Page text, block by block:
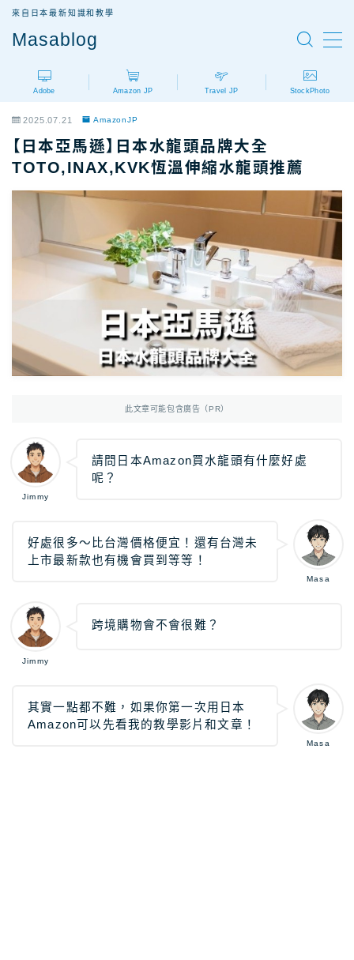
Masablog
來自日本最新知識和教學
AdobeCC｜學生優惠
AdobeCC｜續約優惠？
Photoshop價格
Illustrator價格
Premiere價格
Acrobat Pro價格
Photoshop Photoshop教學
日亞｜最新優惠券
日亞｜必買2025
日亞｜Amazon Music
日本樂天｜最新優惠
12大日本轉運比較
TravelJP
日本租車｜8大租車網站比較
日本租車｜樂天租車 最便宜
Adobe Amazon JP Travel JP StockPhoto
2025.07.21 AmazonJP
【日本亞馬遜】日本水龍頭品牌大全
TOTO,INAX,KVK恆溫伸縮水龍頭推薦
此文章可能包含廣告（PR）
Jimmy
請問日本Amazon買水龍頭有什麼好處
呢？
Masa
好處很多〜比台灣價格便宜！還有台灣未
上市最新款也有機會買到等等！
Jimmy
跨境購物會不會很難？
Masa
其實一點都不難，如果你第一次用日本
Amazon可以先看我的教學影片和文章！